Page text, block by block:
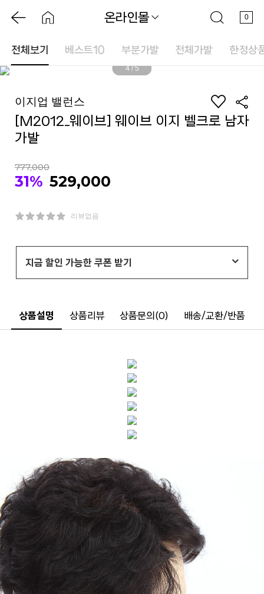
0
온라인몰
전체보기 베스트10 부분가발 전체가발 한정상
4/5
이지업 밸런스
[M2012_웨이브] 웨이브 이지 벨크로 남자
가발
777,000
31% 529,000
리뷰없음
지금 할인 가능한 쿠폰 받기
상품설명 상품리뷰 상품문의(0) 배송/교환/반품